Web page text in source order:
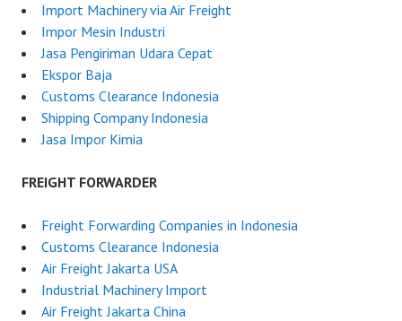
Import Machinery via Air Freight
Impor Mesin Industri
Jasa Pengiriman Udara Cepat
Ekspor Baja
Customs Clearance Indonesia
Shipping Company Indonesia
Jasa Impor Kimia
FREIGHT FORWARDER
Freight Forwarding Companies in Indonesia
Customs Clearance Indonesia
Air Freight Jakarta USA
Industrial Machinery Import
Air Freight Jakarta China